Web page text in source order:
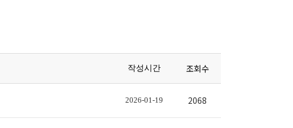
작성시간 조회수
2026-01-19 2068